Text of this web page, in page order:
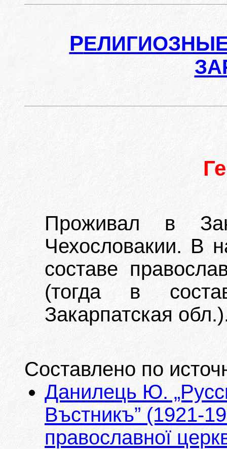
Р
Проживал в
Чехословакии. В
составе
(тогда в
Закарпатская
Составлено по
Данилець Ю.
Въстникъ” (1921-
православної